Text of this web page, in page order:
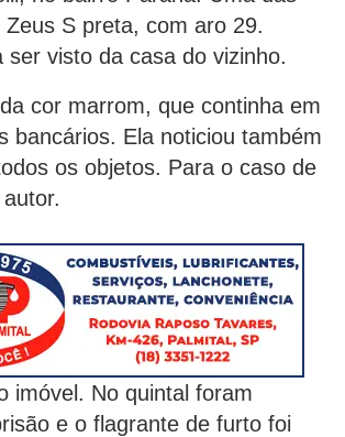
S preta, com aro 29.
visto da casa do vizinho.
cor marrom, que continha em
bancários. Ela noticiou também
os objetos. Para o caso de
autor.
imóvel. No quintal foram
e o flagrante de furto foi